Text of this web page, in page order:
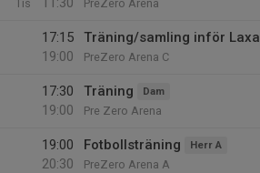
Tis PreZero Arena
17:15
19:00
Träning/samling inför Laxa
PreZero Arena C
17:30
19:00
Träning Dam
Pre Zero Arena
19:00
20:30
Fotbollsträning Herr A
PreZero Arena A